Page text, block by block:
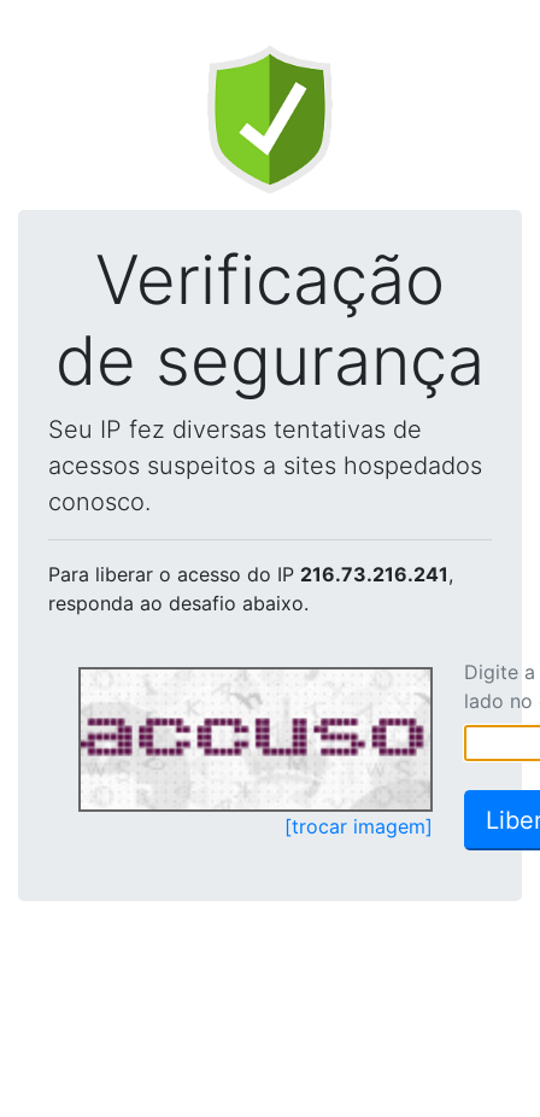
Verificação
de segurança
Seu IP fez diversas tentativas de
acessos suspeitos a sites hospedados
conosco.
Para liberar o acesso do IP 216.73.216.241,
responda ao desafio abaixo.
[trocar imagem]
Digite
lado no